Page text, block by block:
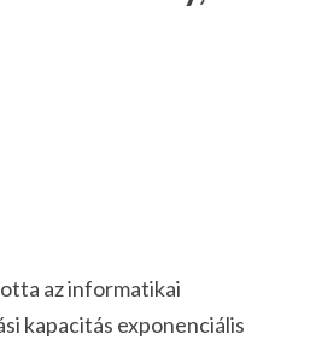
az informatikai
kapacitás exponenciális